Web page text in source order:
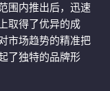
围内推出后，迅速
取得了优异的成
市场趋势的精准把
了独特的品牌形